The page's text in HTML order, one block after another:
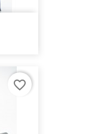
favorite_border